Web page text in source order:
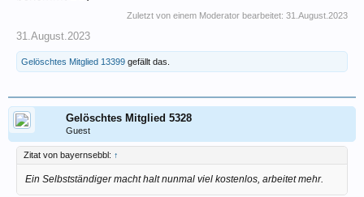
Zuletzt von einem Moderator bearbeitet: 31.August.2023
31.August.2023
Gelöschtes Mitglied 13399 gefällt das.
Gelöschtes Mitglied 5328
Guest
Zitat von bayernsebbl: ↑
Ein Selbstständiger macht halt nunmal viel kostenlos, arbeitet mehr.